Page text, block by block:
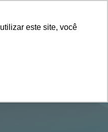
este site, você